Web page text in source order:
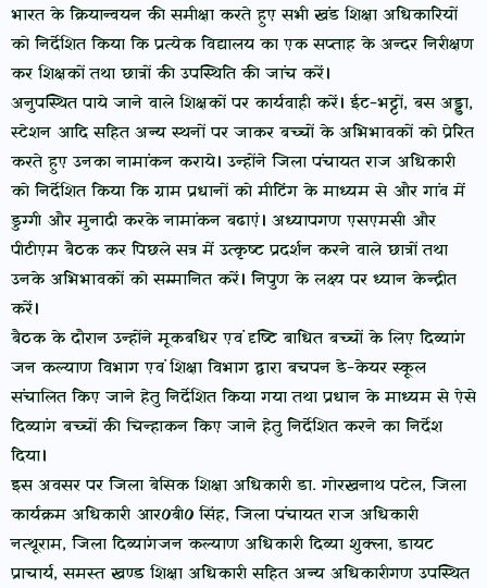
भारत के क्रियान्वयन की समीक्षा करते हुए सभी खंड शिक्षा अधिकारियों
को निर्देशित किया कि प्रत्येक विद्यालय का एक सप्ताह के अन्दर निरीक्षण
कर शिक्षकों तथा छात्रों की उपस्थिति की जांच करें।
अनुपस्थित पाये जाने वाले शिक्षकों पर कार्यवाही करें। ईट-भट्टों, बस अड्डा,
स्टेशन आदि सहित अन्य स्थनों पर जाकर बच्चों के अभिभावकों को प्रेरित
करते हुए उनका नामांकन कराये। उन्होंने जिला पंचायत राज अधिकारी
को निर्देशित किया कि ग्राम प्रधानों को मीटिंग के माध्यम से और गांव में
डुग्गी और मुनादी करके नामांकन बढाएं। अध्यापगण एसएमसी और
पीटीएम बैठक कर पिछले सत्र में उत्कृष्ट प्रदर्शन करने वाले छात्रों तथा
उनके अभिभावकों को सम्मानित करें। निपुण के लक्ष्य पर ध्यान केन्द्रीत
करें।
बैठक के दौरान उन्होंने मूकबधिर एवं दृष्टि बाधित बच्चों के लिए दिव्यांग
जन कल्याण विभाग एवं शिक्षा विभाग द्वारा बचपन डे-केयर स्कूल
संचालित किए जाने हेतु निर्देशित किया गया तथा प्रधान के माध्यम से ऐसे
दिव्यांग बच्चों की चिन्हाकन किए जाने हेतु निर्देशित करने का निर्देश
दिया।
इस अवसर पर जिला बेसिक शिक्षा अधिकारी डा. गोरखनाथ पटेल, जिला
कार्यक्रम अधिकारी आर0बी0 सिंह, जिला पंचायत राज अधिकारी
नत्थूराम, जिला दिव्यांगजन कल्याण अधिकारी दिव्या शुक्ला, डायट
प्राचार्य, समस्त खण्ड शिक्षा अधिकारी सहित अन्य अधिकारीगण उपस्थित